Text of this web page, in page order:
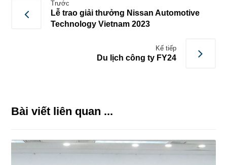
Trước
Lễ trao giải thưởng Nissan Automotive
Technology Vietnam 2023
Kế tiếp
Du lịch công ty FY24
Bài viết liên quan ...